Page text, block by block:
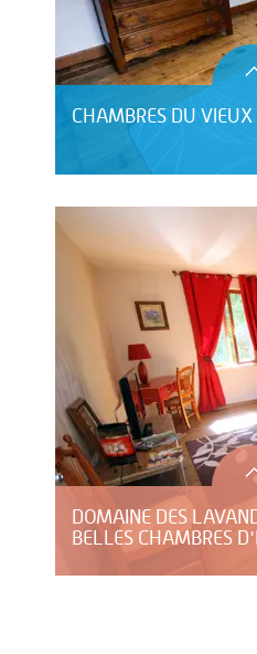
CHAMBRES DU VIEUX
DOMAINE DES
BELLES CHAMBRES